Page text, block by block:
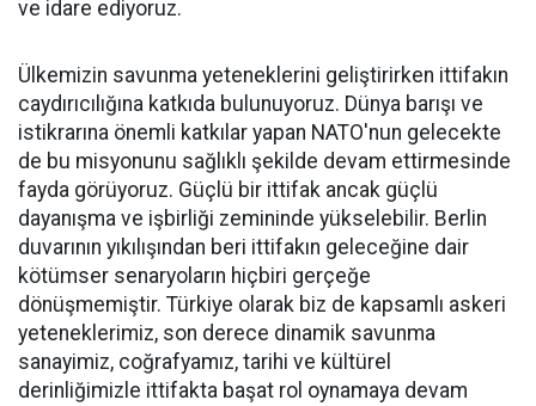
ve idare ediyoruz.
Ülkemizin savunma yeteneklerini geliştirirken ittifakın
caydırıcılığına katkıda bulunuyoruz. Dünya barışı ve
istikrarına önemli katkılar yapan NATO'nun gelecekte
de bu misyonunu sağlıklı şekilde devam ettirmesinde
fayda görüyoruz. Güçlü bir ittifak ancak güçlü
dayanışma ve işbirliği zemininde yükselebilir. Berlin
duvarının yıkılışından beri ittifakın geleceğine dair
kötümser senaryoların hiçbiri gerçeğe
dönüşmemiştir. Türkiye olarak biz de kapsamlı askeri
yeteneklerimiz, son derece dinamik savunma
sanayimiz, coğrafyamız, tarihi ve kültürel
derinliğimizle ittifakta başat rol oynamaya devam